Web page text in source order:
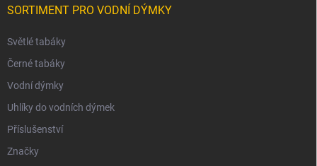
SORTIMENT PRO VODNÍ DÝMKY
Světlé tabáky
Černé tabáky
Vodní dýmky
Uhlíky do vodních dýmek
Příslušenství
Značky